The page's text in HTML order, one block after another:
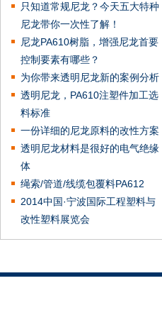
只知道常规尼龙？今天五大特种
尼龙带你一次性了解！
尼龙PA610树脂，增强尼龙首要
控制要素有哪些？
为你带来透明尼龙新的案例分析
透明尼龙，PA610注塑件加工选
料标准
一份详细的尼龙原料的改性方案
透明尼龙材料是很好的电气绝缘
体
绳索/管道/线缆包覆料PA612
2014中国·宁波国际工程塑料与
改性塑料展览会